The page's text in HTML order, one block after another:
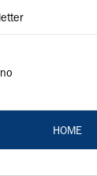
HOME